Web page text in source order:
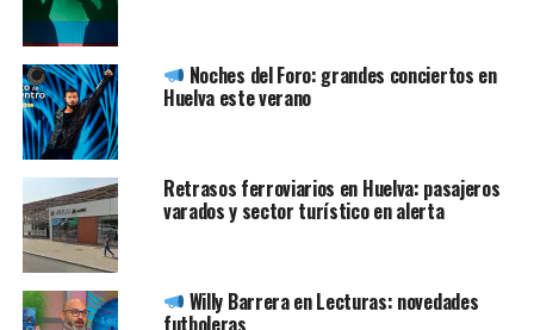
Noches del Foro: grandes conciertos en
Huelva este verano
Retrasos ferroviarios en Huelva: pasajeros
varados y sector turístico en alerta
Willy Barrera en Lecturas: novedades
futboleras